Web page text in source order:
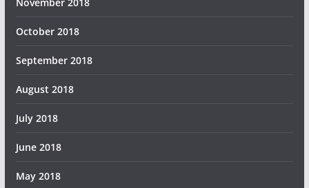
October 2018
September 2018
August 2018
July 2018
June 2018
May 2018